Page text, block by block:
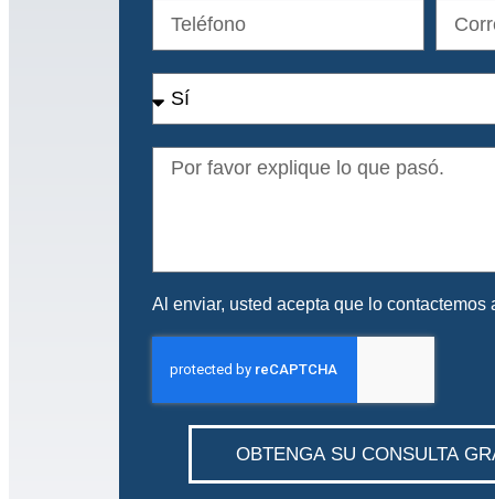
Al enviar, usted acepta que lo contactemos
OBTENGA SU CONSULTA